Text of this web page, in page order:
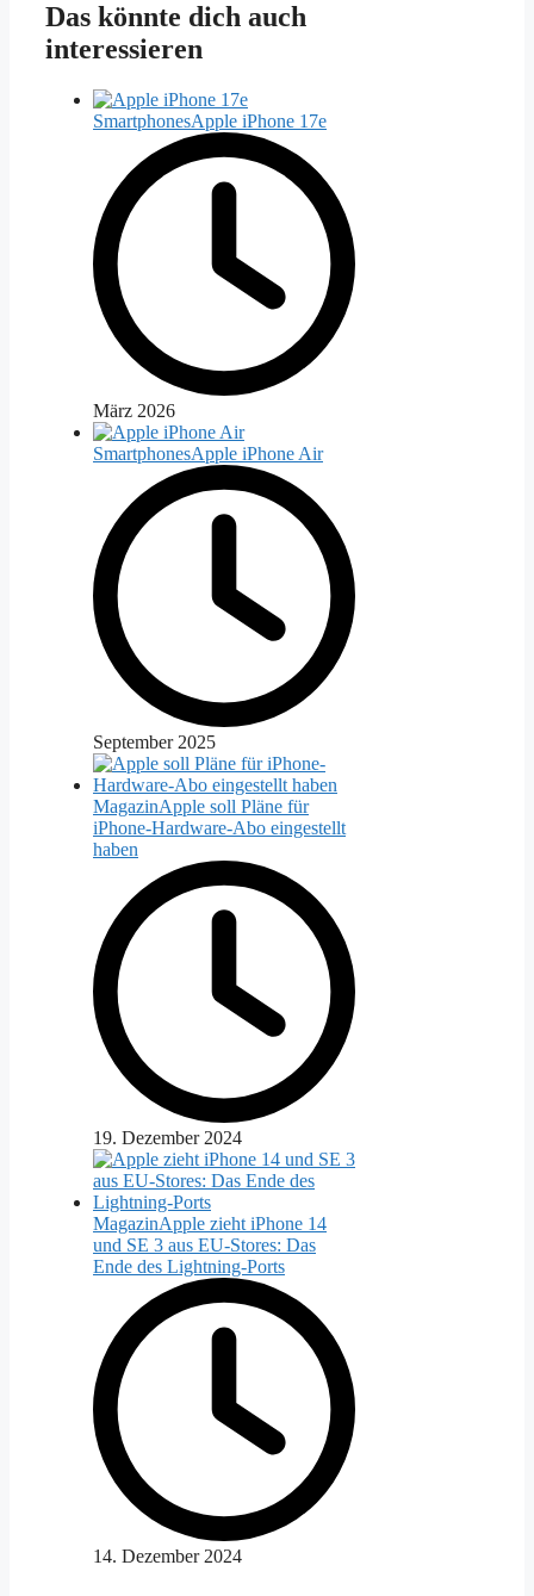
Das könnte dich auch
interessieren
SmartphonesApple iPhone 17e
März 2026
SmartphonesApple iPhone Air
September 2025
MagazinApple soll Pläne für
iPhone-Hardware-Abo eingestellt
haben
19. Dezember 2024
MagazinApple zieht iPhone 14
und SE 3 aus EU-Stores: Das
Ende des Lightning-Ports
14. Dezember 2024